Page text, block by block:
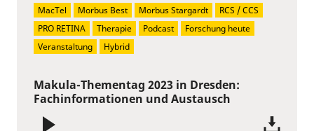
Makula-Thementag 2023 in Dresden:
Fachinformationen und Austausch
MacTel
Morbus Best Morbus Stargardt
RCS / CCS
PRO RETINA
Therapie Podcast
Forschung heute
Veranstaltung
Hybrid